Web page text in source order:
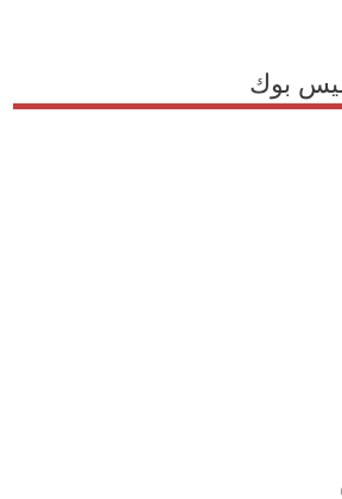
بوك